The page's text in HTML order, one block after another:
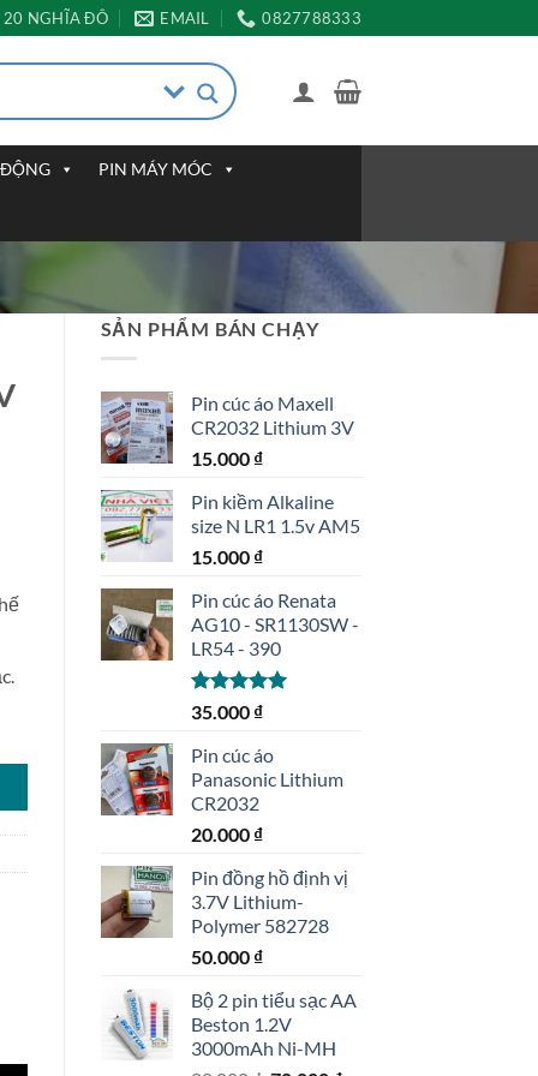
20 NGHĨA ĐÔ EMAIL 0827788333
PIN MÁY MÓC
SẢN PHẨM BÁN CHẠY
Pin cúc áo Maxell
CR2032 Lithium 3V
15.000 ₫
Pin kiềm Alkaline
size N LR1 1.5v AM5
15.000 ₫
Pin cúc áo Renata
AG10 - SR1130SW -
LR54 - 390
Được xếp
5 sao
35.000 ₫
Pin cúc áo
Panasonic Lithium
CR2032
20.000 ₫
Pin đồng hồ định vị
3.7V Lithium-
Polymer 582728
50.000 ₫
Bộ 2 pin tiểu sạc AA
Beston 1.2V
3000mAh Ni-MH